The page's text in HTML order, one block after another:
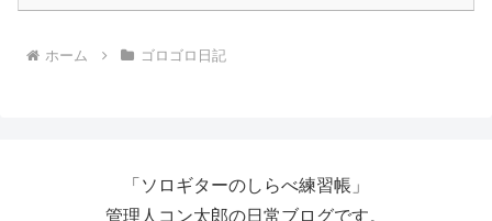
ホーム ゴロゴロ日記
「ソロギターのしらべ練習帳」
管理人コン太郎の日常ブログです。